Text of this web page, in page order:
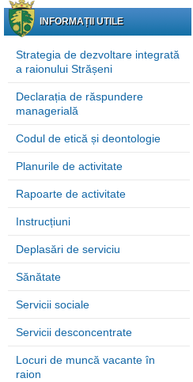
INFORMAȚII UTILE
Strategia de dezvoltare integrată
a raionului Strășeni
Declarația de răspundere
managerială
Codul de etică și deontologie
Planurile de activitate
Rapoarte de activitate
Instrucțiuni
Deplasări de serviciu
Sănătate
Servicii sociale
Servicii desconcentrate
Locuri de muncă vacante în
raion